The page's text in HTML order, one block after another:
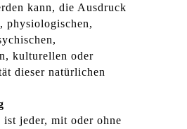
kann, die Ausdruck
physiologischen,
kulturellen oder
dieser natürlichen
ist jeder, mit oder ohne